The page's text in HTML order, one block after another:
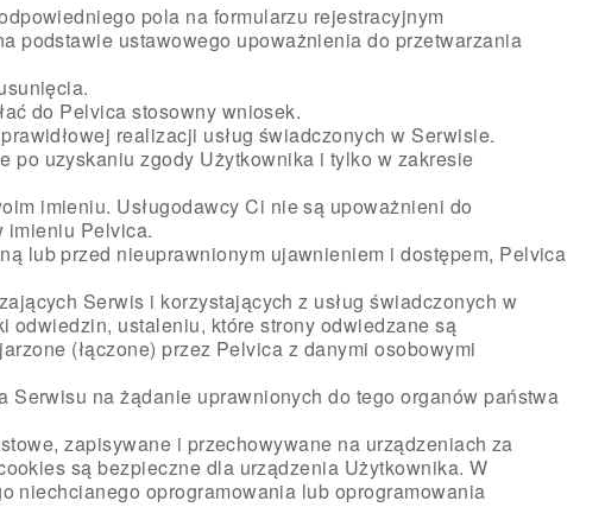
pola na formularzu rejestracyjnym
podstawie ustawowego upoważnienia do przetwarzania
do Pelvica stosowny wniosek.
realizacji usług świadczonych w Serwisie.
po uzyskaniu zgody Użytkownika i tylko w zakresie
imieniu. Usługodawcy Ci nie są upoważnieni do
imieniu Pelvica.
lub przed nieuprawnionym ujawnieniem i dostępem, Pelvica
Serwis i korzystających z usług świadczonych w
odwiedzin, ustaleniu, które strony odwiedzane są
(łączone) przez Pelvica z danymi osobowymi
na żądanie uprawnionych do tego organów państwa
zapisywane i przechowywane na urządzeniach za
są bezpieczne dla urządzenia Użytkownika. W
niechcianego oprogramowania lub oprogramowania